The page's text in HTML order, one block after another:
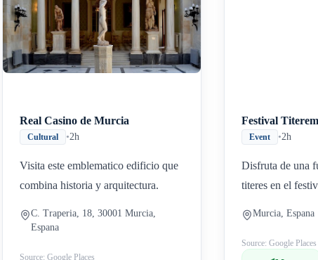
Real Casino de Murcia
Cultural •2h
Visita este emblematico edificio que
combina historia y arquitectura.
C. Traperia, 18, 30001 Murcia,
Espana
Source: Google Places
Festival
Event •2h
Disfruta de una
titeres en el
Murcia, Espana
Source: Google Places